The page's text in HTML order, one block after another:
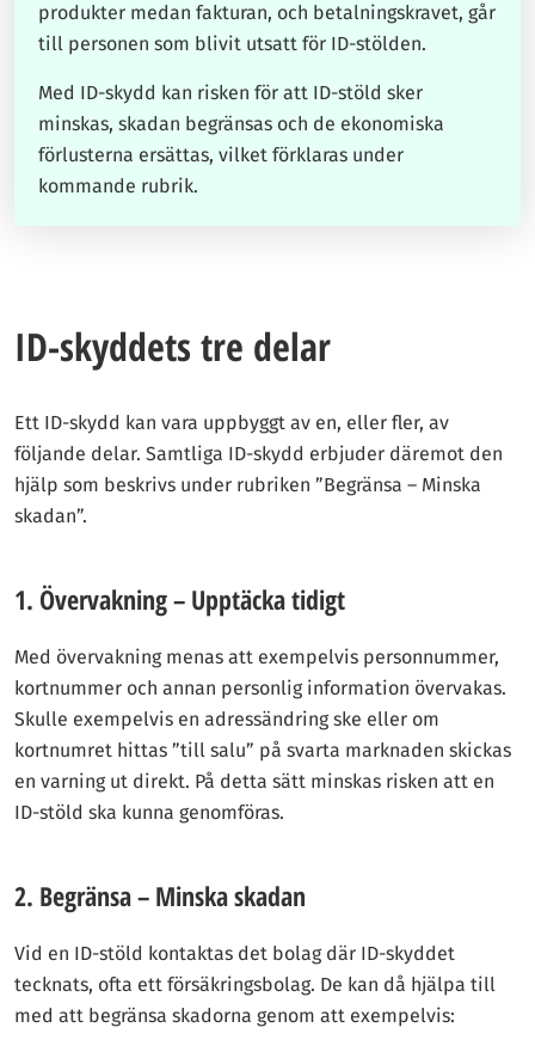
produkter medan fakturan, och betalningskravet, går
till personen som blivit utsatt för ID-stölden.
Med ID-skydd kan risken för att ID-stöld sker
minskas, skadan begränsas och de ekonomiska
förlusterna ersättas, vilket förklaras under
kommande rubrik.
ID-skyddets tre delar
Ett ID-skydd kan vara uppbyggt av en, eller fler, av
följande delar. Samtliga ID-skydd erbjuder däremot den
hjälp som beskrivs under rubriken ”Begränsa – Minska
skadan”.
1. Övervakning – Upptäcka tidigt
Med övervakning menas att exempelvis personnummer,
kortnummer och annan personlig information övervakas.
Skulle exempelvis en adressändring ske eller om
kortnumret hittas ”till salu” på svarta marknaden skickas
en varning ut direkt. På detta sätt minskas risken att en
ID-stöld ska kunna genomföras.
2. Begränsa – Minska skadan
Vid en ID-stöld kontaktas det bolag där ID-skyddet
tecknats, ofta ett försäkringsbolag. De kan då hjälpa till
med att begränsa skadorna genom att exempelvis: